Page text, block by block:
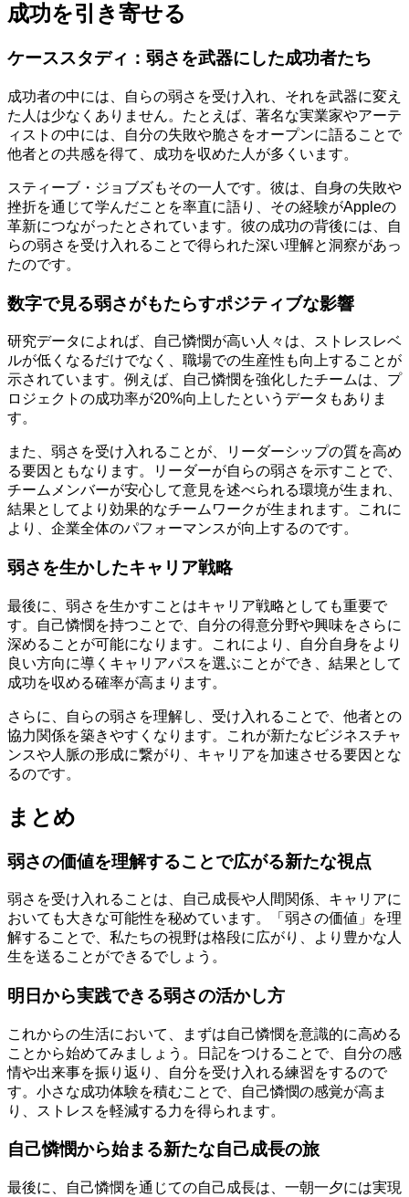
成功を引き寄せる
ケーススタディ：弱さを武器にした成功者たち
成功者の中には、自らの弱さを受け入れ、それを武器に変え
た人は少なくありません。たとえば、著名な実業家やアーテ
ィストの中には、自分の失敗や脆さをオープンに語ることで
他者との共感を得て、成功を収めた人が多くいます。
スティーブ・ジョブズもその一人です。彼は、自身の失敗や
挫折を通じて学んだことを率直に語り、その経験がAppleの
革新につながったとされています。彼の成功の背後には、自
らの弱さを受け入れることで得られた深い理解と洞察があっ
たのです。
数字で見る弱さがもたらすポジティブな影響
研究データによれば、自己憐憫が高い人々は、ストレスレベ
ルが低くなるだけでなく、職場での生産性も向上することが
示されています。例えば、自己憐憫を強化したチームは、プ
ロジェクトの成功率が20%向上したというデータもありま
す。
また、弱さを受け入れることが、リーダーシップの質を高め
る要因ともなります。リーダーが自らの弱さを示すことで、
チームメンバーが安心して意見を述べられる環境が生まれ、
結果としてより効果的なチームワークが生まれます。これに
より、企業全体のパフォーマンスが向上するのです。
弱さを生かしたキャリア戦略
最後に、弱さを生かすことはキャリア戦略としても重要で
す。自己憐憫を持つことで、自分の得意分野や興味をさらに
深めることが可能になります。これにより、自分自身をより
良い方向に導くキャリアパスを選ぶことができ、結果として
成功を収める確率が高まります。
さらに、自らの弱さを理解し、受け入れることで、他者との
協力関係を築きやすくなります。これが新たなビジネスチャ
ンスや人脈の形成に繋がり、キャリアを加速させる要因とな
るのです。
まとめ
弱さの価値を理解することで広がる新たな視点
弱さを受け入れることは、自己成長や人間関係、キャリアに
おいても大きな可能性を秘めています。「弱さの価値」を理
解することで、私たちの視野は格段に広がり、より豊かな人
生を送ることができるでしょう。
明日から実践できる弱さの活かし方
これからの生活において、まずは自己憐憫を意識的に高める
ことから始めてみましょう。日記をつけることで、自分の感
情や出来事を振り返り、自分を受け入れる練習をするので
す。小さな成功体験を積むことで、自己憐憫の感覚が高ま
り、ストレスを軽減する力を得られます。
自己憐憫から始まる新たな自己成長の旅
最後に、自己憐憫を通じての自己成長は、一朝一夕には実現